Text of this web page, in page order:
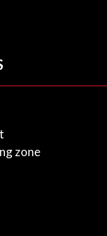
zone